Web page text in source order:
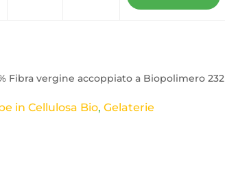
Fibra vergine accoppiato a Biopolimero 232
in Cellulosa Bio​,Gelaterie